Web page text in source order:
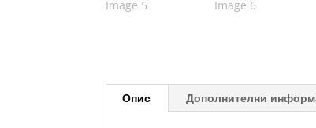
Опис Дополнителни